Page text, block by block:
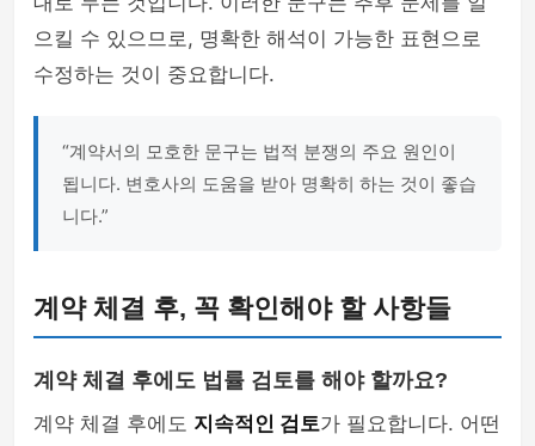
으킬 수 있으므로, 명확한 해석이 가능한 표현으로
수정하는 것이 중요합니다.
“계약서의 모호한 문구는 법적 분쟁의 주요 원인이
됩니다. 변호사의 도움을 받아 명확히 하는 것이 좋습
니다.”
계약 체결 후, 꼭 확인해야 할 사항들
계약 체결 후에도 법률 검토를 해야 할까요?
계약 체결 후에도 지속적인 검토가 필요합니다. 어떤